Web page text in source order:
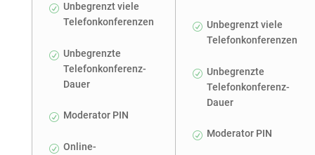
Unbegrenzt viele
Telefonkonferenzen
Unbegrenzte
Telefonkonferenz-
Dauer
Moderator PIN
Online-
Unbegrenzt viele
Telefonkonferenzen
Unbegrenzte
Telefonkonferenz-
Dauer
Moderator PIN